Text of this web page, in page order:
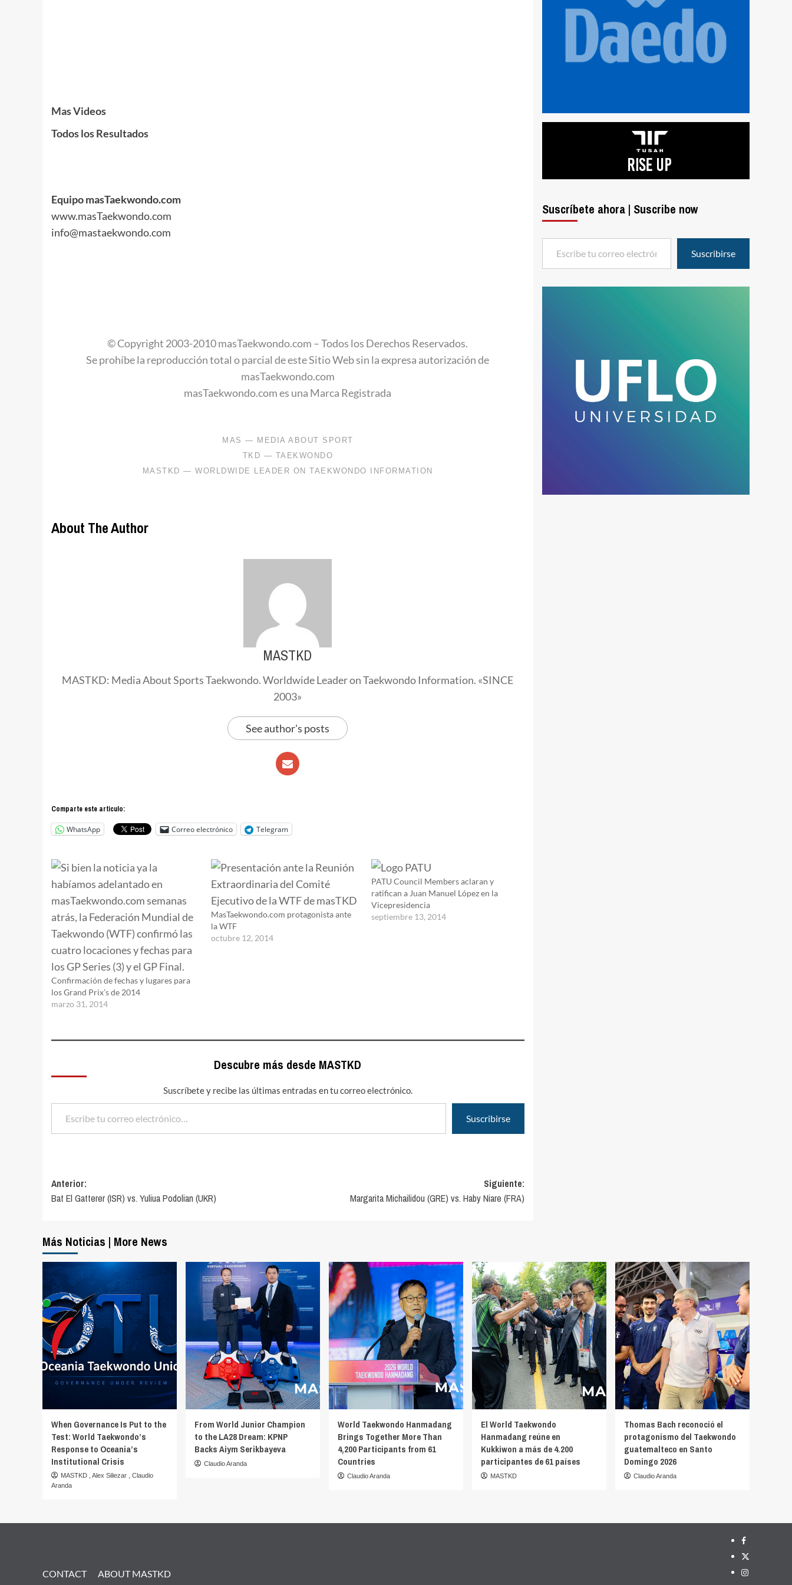
Mas Videos
Todos los Resultados
Equipo masTaekwondo.com
www.masTaekwondo.com
info@mastaekwondo.com
© Copyright 2003-2010 masTaekwondo.com – Todos los Derechos Reservados.
Se prohíbe la reproducción total o parcial de este Sitio Web sin la expresa autorización de
masTaekwondo.com
masTaekwondo.com es una Marca Registrada
About The Author
MASTKD
MASTKD: Media About Sports Taekwondo. Worldwide Leader on Taekwondo Information. «SINCE
2003»
See author's posts
Comparte este articulo:
WhatsApp Correo electrónico Telegram
Confirmación de fechas y lugares para
los Grand Prix’s de 2014
marzo 31, 2014
MasTaekwondo.com protagonista ante
la WTF
octubre 12, 2014
PATU Council Members aclaran y
ratifican a Juan Manuel López en la
Vicepresidencia
septiembre 13, 2014
Descubre más desde MASTKD
Suscríbete y recibe las últimas entradas en tu correo electrónico.
Escribe tu correo electrónico…
Suscribirse
Navegación
de
Anterior:
Bat El Gatterer (ISR) vs. Yuliua Podolian (UKR)
Siguiente:
Margarita Michailidou (GRE) vs. Haby Niare (FRA)
Suscríbete ahora | Suscribe now
Escribe tu correo electrónico…
Suscribirse
Más Noticias | More News
When Governance Is Put to the
Test: World Taekwondo’s
Response to Oceania’s
Institutional Crisis
MASTKD Alex Siliezar
Claudio
Aranda
From World Junior Champion
to the LA28 Dream: KPNP
Backs Aiym Serikbayeva
Claudio Aranda
World Taekwondo Hanmadang
Brings Together More Than
4,200 Participants from 61
Countries
Claudio Aranda
El World Taekwondo
Hanmadang reúne en
Kukkiwon a más de 4.200
participantes de 61 países
MASTKD
Thomas Bach reconoció el
protagonismo del Taekwondo
guatemalteco en Santo
Domingo 2026
Claudio Aranda
CONTACT ABOUT MASTKD
Facebook
X
Instagram